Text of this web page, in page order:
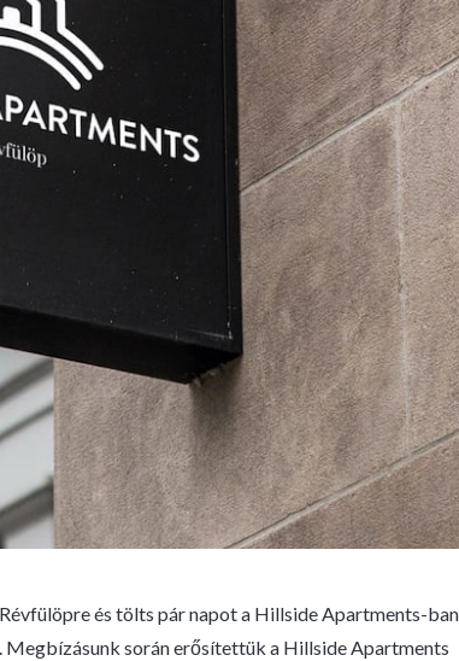
és tölts pár napot a Hillside Apartments-
Megbízásunk során erősítettük a Hillside Apartments